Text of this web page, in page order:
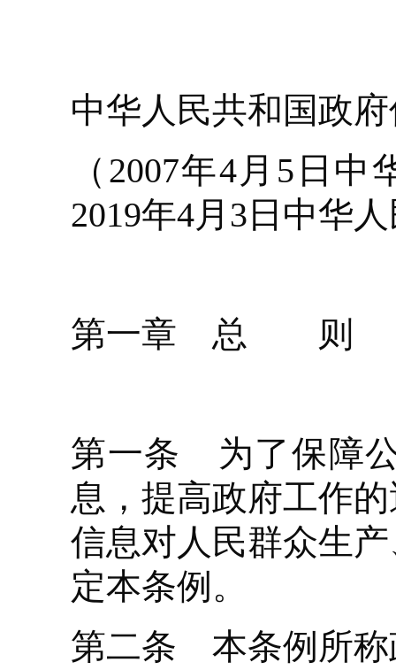
中华人民共和国政
（2007年4月5日
2019年4月3日中华
第一章 总 则
第一条 为了保障
息，提高政府工作
信息对人民群众生
定本条例。
第二条 本条例所称